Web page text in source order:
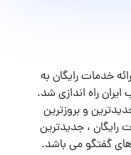
۱۳۸۶ با هدف ارائه خدمات رایگان به
راه اندازی شد.
و بروزترین
رایگان ، جدیدترین
گفتگو می باشد.